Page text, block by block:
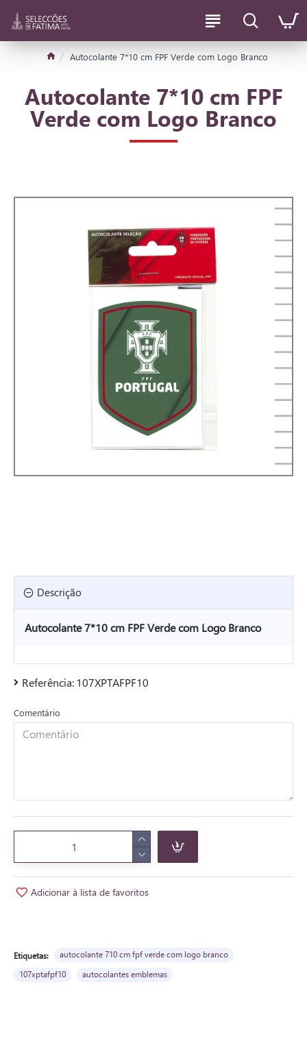
Autocolante 7*10 cm FPF Verde com Logo Branco
Autocolante 7*10 cm FPF
Verde com Logo Branco
Descrição
Autocolante 7*10 cm FPF Verde com Logo Branco
Referência:107XPTAFPF10
Comentário
Adicionar à lista de favoritos
Etiquetas:
autocolante 710 cm fpf verde com logo branco
107xptafpf10
autocolantes emblemas